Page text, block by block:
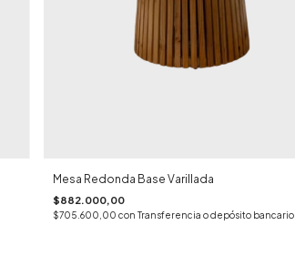
Mesa Redonda Base Varillada
$882.000,00
$705.600,00 con Transferencia o depósito bancario